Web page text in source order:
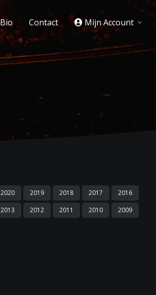
Bio Contact Mijn Account
2020 2019 2018 2017
2016
2013 2012 2011 2010
2009